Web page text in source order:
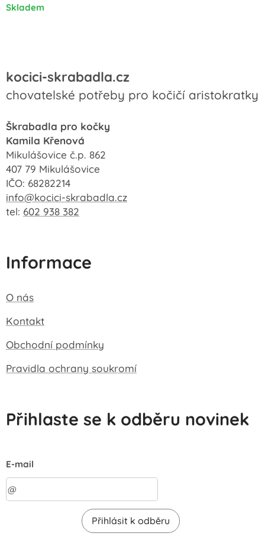
Skladem
kocici-skrabadla.cz
chovatelské potřeby pro kočičí aristokratky
Škrabadla pro kočky
Kamila Křenová
Mikulášovice č.p. 862
407 79 Mikulášovice
IČO: 68282214
info@kocici-skrabadla.cz
tel: 602 938 382
Informace
O nás
Kontakt
Obchodní podmínky
Pravidla ochrany soukromí
Přihlaste se k odběru novinek
E-mail
Přihlásit k odběru